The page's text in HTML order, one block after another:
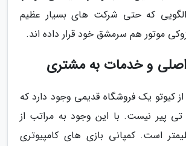
که حتی شرکت های بسیار عظیم
موتور هم سرمشق خود قرار داده اند.
و خدمات به مشتری
کیوتو یک فروشگاه قدیمی وجود دارد که
تی پیر نیست. با این وجود به مراتب از
است. کمپانی بازی های کامپیوتری